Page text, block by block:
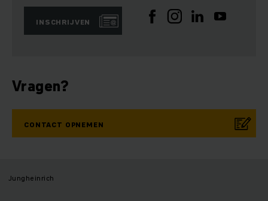
INSCHRIJVEN
Vragen?
CONTACT OPNEMEN
Jungheinrich